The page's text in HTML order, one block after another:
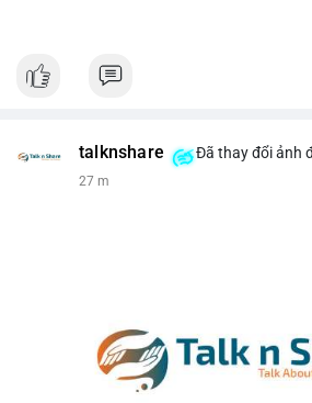
talknshare Đã thay đổi ảnh
27 m